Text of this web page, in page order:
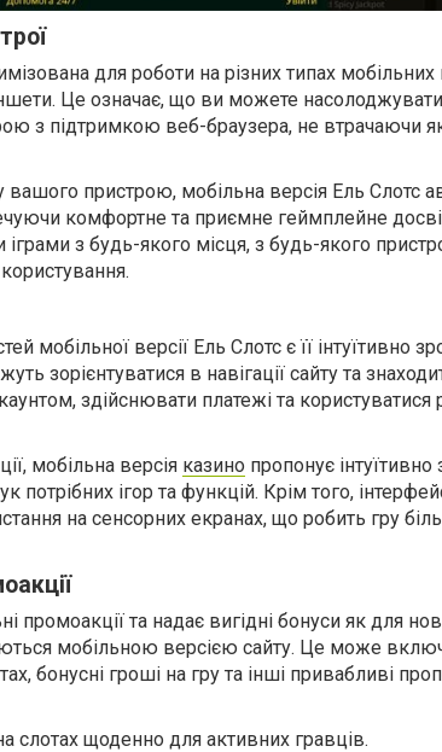
для роботи на різних типах мобільних
Це означає, що ви можете
з підтримкою веб-браузера, не втрачаючи
пристрою, мобільна версія Ель Слотс
комфортне та приємне геймплейне
з будь-якого місця, з будь-якого
мобільної версії Ель Слотс є її інтуїтивно
зорієнтуватися в навігації сайту та
здійснювати платежі та користуватися
мобільна версія казино пропонує
ігор та функцій. Крім того,
на сенсорних екранах, що робить гру
промоакції та надає вигідні бонуси як для
мобільною версією сайту. Це може
бонусні гроші на гру та інші привабливі
слотах щоденно для активних гравців.